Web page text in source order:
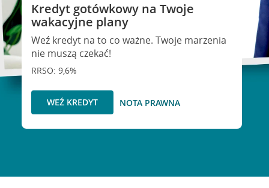
Kredyt gotówkowy na Twoje
wakacyjne plany
Weź kredyt na to co ważne. Twoje marzenia
nie muszą czekać!
RRSO: 9,6%
WEŹ KREDYT NOTA PRAWNA